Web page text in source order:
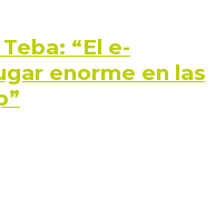
“El e-
enorme en las